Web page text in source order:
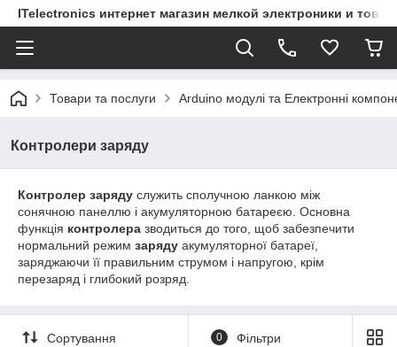
ITelectronics интернет магазин мелкой электроники и
Товари та послуги Arduino модулі та Електронні
Контролери заряду
Контролер заряду служить сполучною ланкою між
сонячною панеллю і акумуляторною батареєю. Основна
функція контролера зводиться до того, щоб забезпечити
нормальний режим заряду акумуляторної батареї,
заряджаючи її правильним струмом і напругою, крім
перезаряд і глибокий розряд.
Сортування 0 Фільтри